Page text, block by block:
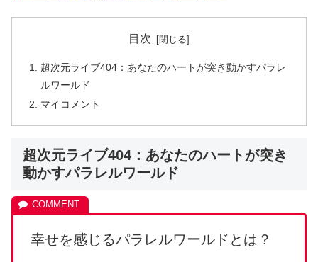
目次
超次元ライブ404：あなたのハートが突き動かすパラレ
ルワールド
マイコメント
超次元ライブ404：あなたのハートが突き
動かすパラレルワールド
幸せを感じるパラレルワールドとは？